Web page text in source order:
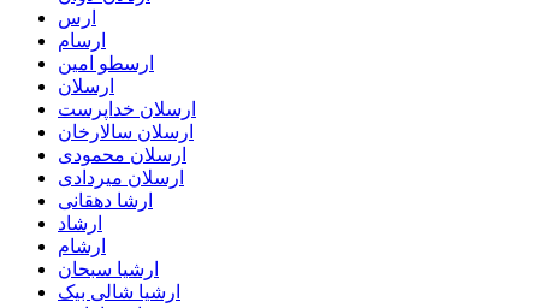
ارس
ارسام
ارسطو امین
ارسلان
ارسلان خداپرست
ارسلان سالارخان
ارسلان محمودی
ارسلان میردادی
ارشا دهقانی
ارشاد
ارشام
ارشیا سبحان
ارشیا شالی بیک